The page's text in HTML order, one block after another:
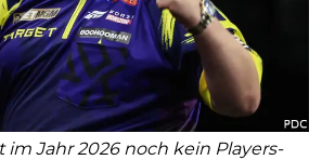
im Jahr 2026 noch kein Players-